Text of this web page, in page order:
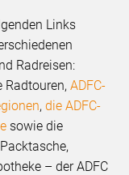
Links
Radreisen:
Radtouren,ADFC-
,die ADFC-
sowie die
– der ADFC